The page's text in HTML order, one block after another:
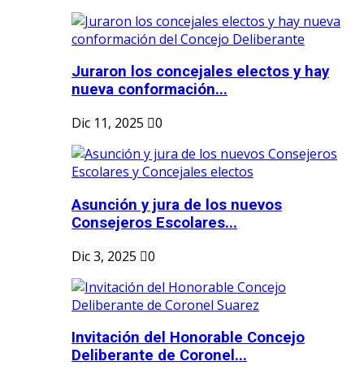
Juraron los concejales electos y hay
nueva conformación...
Dic 11, 2025
0
Asunción y jura de los nuevos
Consejeros Escolares...
Dic 3, 2025
0
Invitación del Honorable Concejo
Deliberante de Coronel...